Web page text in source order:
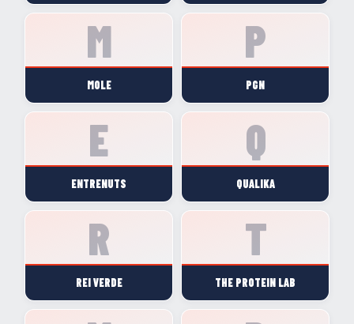
MOLE PGN
ENTRENUTS QUALIKA
REI VERDE THE PROTEIN LAB